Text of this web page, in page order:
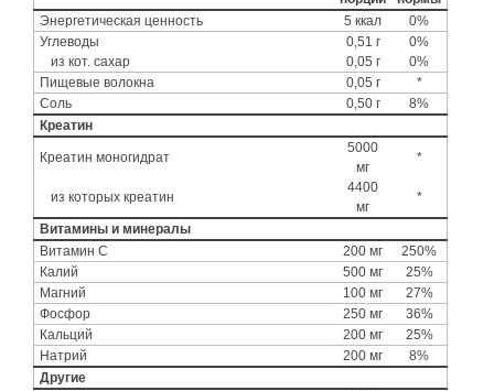
Энергетическая ценность
5 ккал
0%
Углеводы
0,51 г
0%
из кот. сахар
0,05 г
0%
Пищевые волокна
0,05 г
*
Соль
0,50 г
8%
Креатин
Креатин моногидрат
5000
мг
*
из которых креатин
4400
мг
*
Витамины и минералы
Витамин С
200 мг
250%
Калий
500 мг
25%
Магний
100 мг
27%
Фосфор
250 мг
36%
Кальций
200 мг
25%
Натрий
200 мг
8%
Другие